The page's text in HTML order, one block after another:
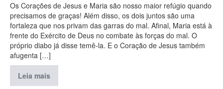
Os Corações de Jesus e Maria são nosso maior refúgio quando
precisamos de graças! Além disso, os dois juntos são uma
fortaleza que nos privam das garras do mal. Afinal, Maria está à
frente do Exército de Deus no combate às forças do mal. O
próprio diabo já disse temê-la. E o Coração de Jesus também
afugenta […]
Leia mais